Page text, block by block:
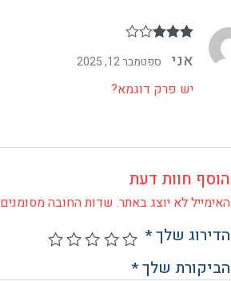
מתוך 5
אני ספטמבר 12, 2025
יש פרק דוגמא?
הוסף חוות דעת
האימייל לא יוצג באתר. שדות החובה מסומנים
הדירוג שלך*
הביקורת שלך*